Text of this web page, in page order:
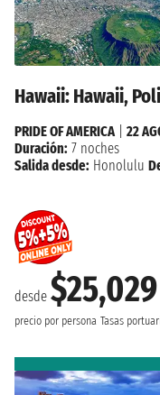
Hawaii: Hawaii,
desde $25,029
precio por persona Tasas
PRIDE OF AMERICA| 22
Duración: 7 noches
Salida desde: Honolulu